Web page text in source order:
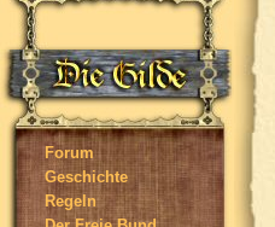
Forum
Geschichte
Regeln